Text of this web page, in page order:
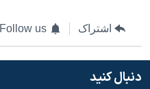
اشتراک Follow us
دنبال کنید